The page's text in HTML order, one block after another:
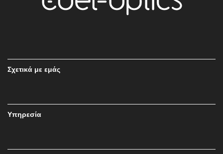
Σχετικά με εμάς
Υπηρεσία